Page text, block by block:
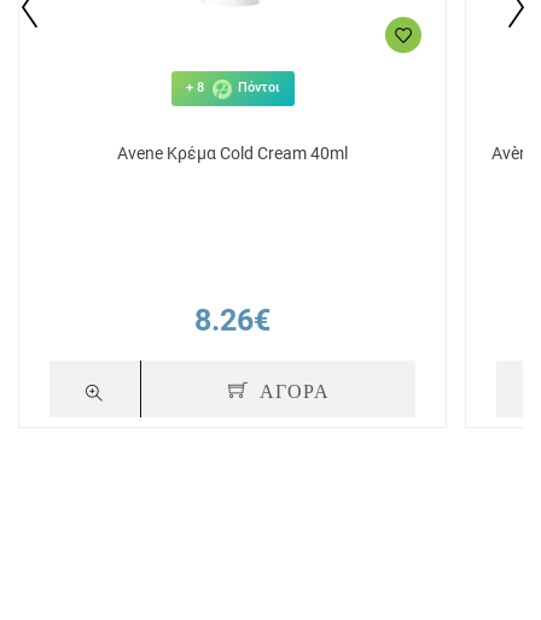
+ 8 Πόντοι
Avene Κρέμα Cold Cream 40ml
8.26€
ΑΓΟΡΑ